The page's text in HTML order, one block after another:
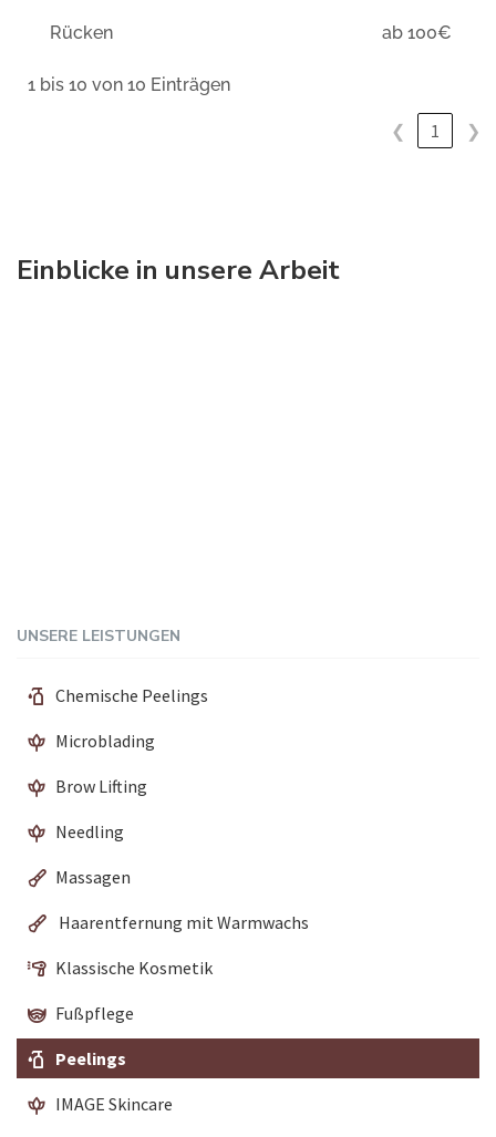
Rücken ab 100€
1 bis 10 von 10 Einträgen
❮ 1 ❯
Einblicke in unsere Arbeit
UNSERE LEISTUNGEN
Chemische Peelings
Microblading
Brow Lifting
Needling
Massagen
Haarentfernung mit Warmwachs
Klassische Kosmetik
Fußpflege
Peelings
IMAGE Skincare